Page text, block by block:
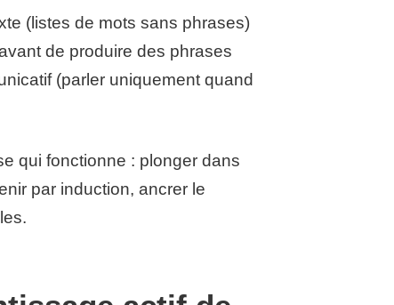
(listes de mots sans phrases)
de produire des phrases
(parler uniquement quand
qui fonctionne : plonger dans
par induction, ancrer le